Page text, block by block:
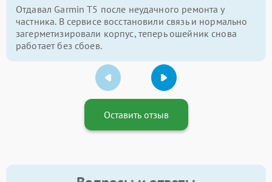
Отдавал Garmin T5 после неудачного ремонта у
частника. В сервисе восстановили связь и нормально
загерметизировали корпус, теперь ошейник снова
работает без сбоев.
Оставить отзыв